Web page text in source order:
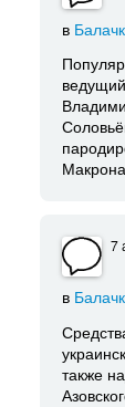
в
7
в
также